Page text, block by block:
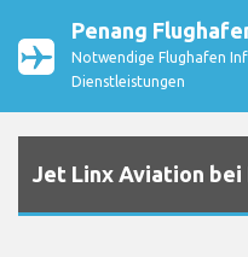
Penang
Notwendige Flughafen
Dienstleistungen
Jet Linx Aviation bei